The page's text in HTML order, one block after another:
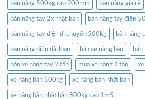
bàn nâng 500kg cao 900mm bàn nâng gía rẻ
bàn nâng tay 2x nhật bản bàn nâng tay điện
bàn nâng tay điện di chuyển 500kg bàn nâng
bàn nâng điện đài loan bán xe nâng bàn bán
bán xe nâng tay 2 tấn mua xe nâng 2 tấn xe
xe nâng bàn 500kg xe nâng bàn nhật bản
xe nâng bàn nhật bản 800kg cao 1m5